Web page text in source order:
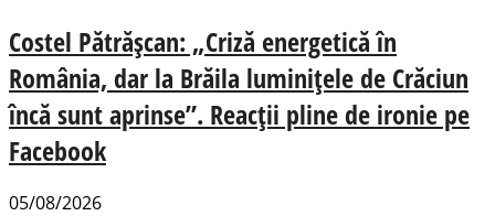
Costel Pătrășcan: „Criză energetică în
România, dar la Brăila luminițele de Crăciun
încă sunt aprinse”. Reacții pline de ironie pe
Facebook
05/08/2026